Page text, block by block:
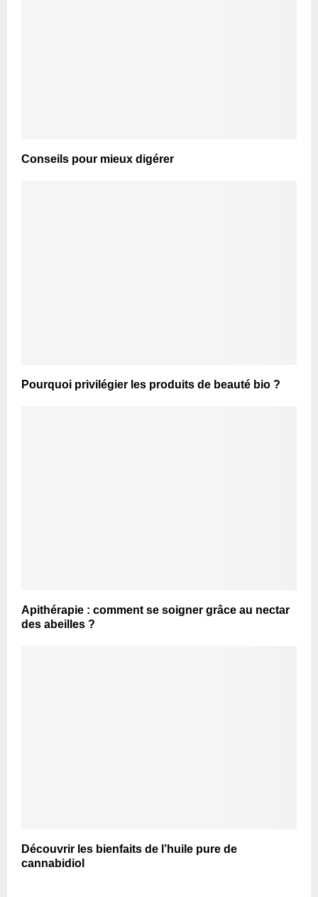
Conseils pour mieux digérer
Pourquoi privilégier les produits de beauté bio ?
Apithérapie : comment se soigner grâce au nectar
des abeilles ?
Découvrir les bienfaits de l’huile pure de
cannabidiol